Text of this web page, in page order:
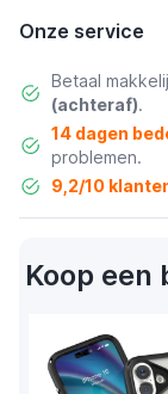
Onze service
Betaal
(achteraf).
14 dagen
problemen.
9,2/10
Koop een